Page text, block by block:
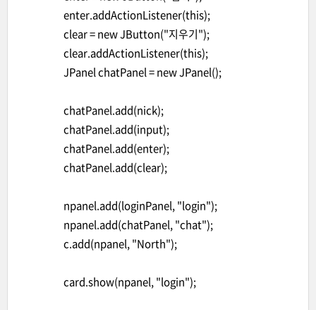
enter.addActionListener(this);
clear = new JButton("지우기");
clear.addActionListener(this);
JPanel chatPanel = new JPanel();
chatPanel.add(nick);
chatPanel.add(input);
chatPanel.add(enter);
chatPanel.add(clear);
npanel.add(loginPanel, "login");
npanel.add(chatPanel, "chat");
c.add(npanel, "North");
card.show(npanel, "login");